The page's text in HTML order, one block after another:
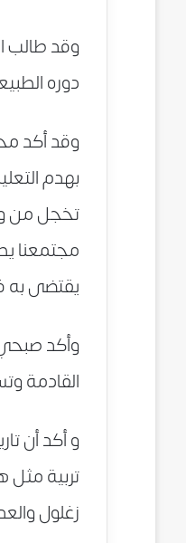
وقد طالب
دوره
وقد أكد
بهدم
تخجل من
مجتمعنا
يقتضى به
وأكد صبحي
القادمة
و أكد أن
تربية مثل
زغلول